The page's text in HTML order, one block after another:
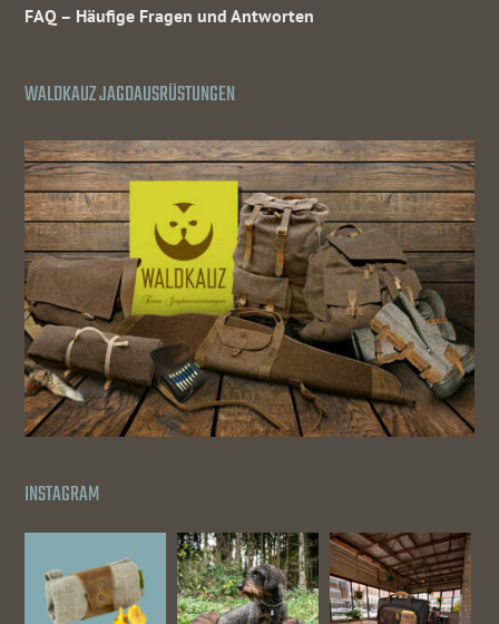
FAQ – Häufige Fragen und Antworten
WALDKAUZ JAGDAUSRÜSTUNGEN
INSTAGRAM